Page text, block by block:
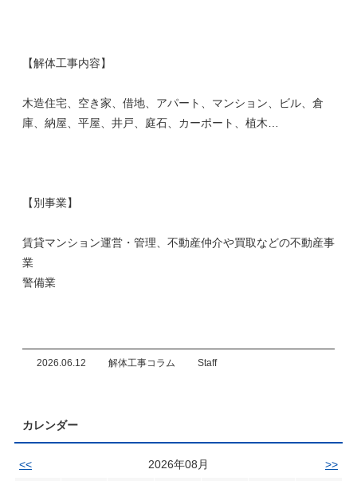
【解体工事内容】
木造住宅、空き家、借地、アパート、マンション、ビル、倉
庫、納屋、平屋、井戸、庭石、カーポート、植木…
【別事業】
賃貸マンション運営・管理、不動産仲介や買取などの不動産事
業
警備業
2026.06.12 解体工事コラム Staff
カレンダー
<< 2026年08月
>>